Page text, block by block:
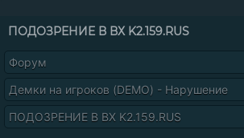
ПОДОЗРЕНИЕ В ВХ K2.159.RUS
Форум
Демки на игроков (DEMO) - Нарушение
ПОДОЗРЕНИЕ В ВХ K2.159.RUS